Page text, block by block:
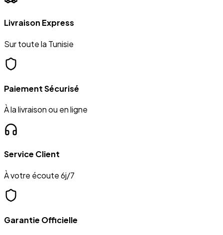
Livraison Express
Sur toute la Tunisie
Paiement Sécurisé
À la livraison ou en ligne
Service Client
À votre écoute 6j/7
Garantie Officielle